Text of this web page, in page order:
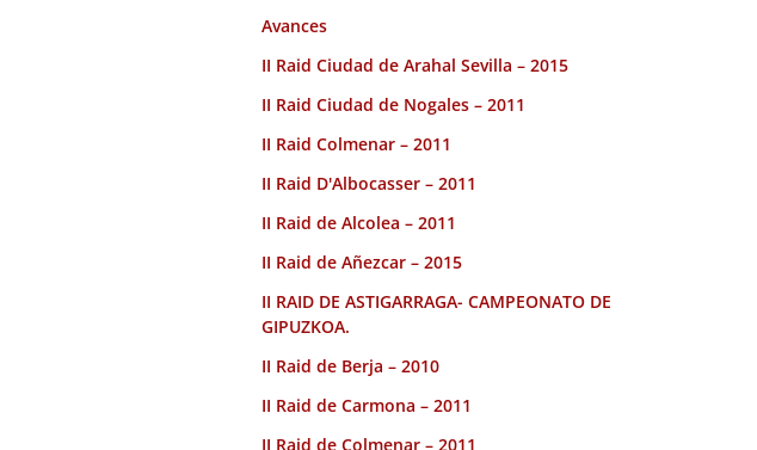
Avances
II Raid Ciudad de Arahal Sevilla – 2015
II Raid Ciudad de Nogales – 2011
II Raid Colmenar – 2011
II Raid D'Albocasser – 2011
II Raid de Alcolea – 2011
II Raid de Añezcar – 2015
II RAID DE ASTIGARRAGA- CAMPEONATO DE
GIPUZKOA.
II Raid de Berja – 2010
II Raid de Carmona – 2011
II Raid de Colmenar – 2011